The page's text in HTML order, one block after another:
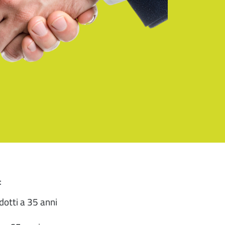
a 35 anni